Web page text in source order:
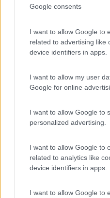
Google consents
I want to allow Google to
related to advertising like
device identifiers in apps.
I want to allow my user
Google for online
I want to allow Google to
personalized advertising.
I want to allow Google to
related to analytics like
device identifiers in apps.
I want to allow Google to
Io ho messoVB Air Suspension
se un prodotto un po costoso,
Tommaso IZ4DJI
RobiAle
Inserito il 15/07/2021 alle: